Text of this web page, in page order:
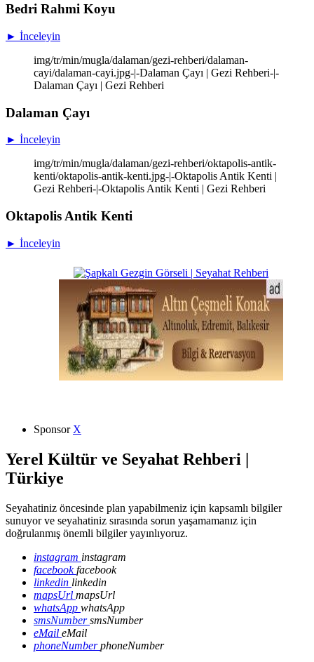
Bedri Rahmi Koyu
► İnceleyin
img/tr/min/mugla/dalaman/gezi-rehberi/dalaman-
cayi/dalaman-cayi.jpg-|-Dalaman Çayı | Gezi Rehberi-|-
Dalaman Çayı | Gezi Rehberi
Dalaman Çayı
► İnceleyin
img/tr/min/mugla/dalaman/gezi-rehberi/oktapolis-antik-
kenti/oktapolis-antik-kenti.jpg-|-Oktapolis Antik Kenti |
Gezi Rehberi-|-Oktapolis Antik Kenti | Gezi Rehberi
Oktapolis Antik Kenti
► İnceleyin
Sponsor X
Yerel Kültür ve Seyahat Rehberi |
Türkiye
Seyahatiniz öncesinde plan yapabilmeniz için kapsamlı bilgiler
sunuyor ve seyahatiniz sırasında sorun yaşamamanız için
doğrulanmış önemli bilgiler yayınlıyoruz.
instagram instagram
facebookfacebook
linkedin linkedin
mapsUrl mapsUrl
whatsApp whatsApp
smsNumbersmsNumber
eMail eMail
phoneNumberphoneNumber